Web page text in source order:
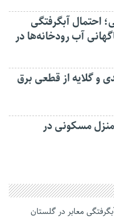
احتمال آبگرفتگی
آب رودخانه‌ها در
و گلایه از قطعی برق
منزل مسکونی در
معابر در گلستان